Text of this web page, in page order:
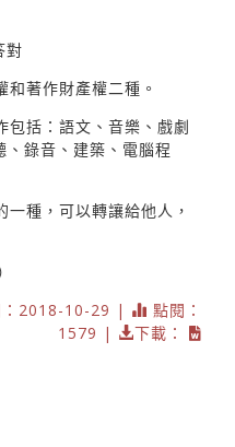
對
著作財產權二種。
包括：語文、音樂、戲劇
錄音、建築、電腦程
種，可以轉讓給他人，
：2018-10-29 |
點閱：
1579 |
下載：